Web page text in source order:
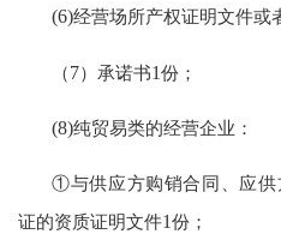
(6)经营场所产权证明文件或
（7）承诺书1份；
(8)纯贸易类的经营企业：
①与供应方购销合同、应供
证的资质证明文件1份；